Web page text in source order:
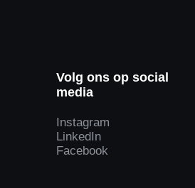
Volg ons op social
media
Instagram
LinkedIn
Facebook